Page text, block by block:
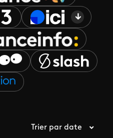
Trier par date